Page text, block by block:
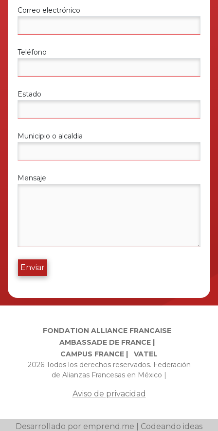
Correo electrónico
Teléfono
Estado
Municipio o alcaldia
Mensaje
Enviar
FONDATION ALLIANCE FRANCAISE
AMBASSADE DE FRANCE |
CAMPUS FRANCE |
VATEL
2026 Todos los derechos reservados. Federación
de Alianzas Francesas en México |
Aviso de privacidad
Desarrollado por emprend.me | Codeando ideas